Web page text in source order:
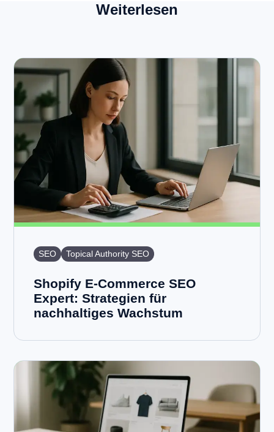
Weiterlesen
SEO Topical Authority SEO
Shopify E-Commerce SEO
Expert: Strategien für
nachhaltiges Wachstum